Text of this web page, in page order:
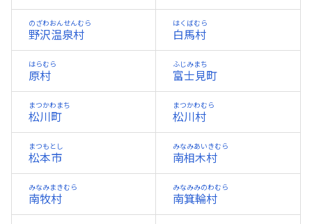
野沢温泉村
のざわおんせんむら
白馬村
はくばむら
原村
はらむら
富士見町
ふじみまち
松川町
まつかわまち
松川村
まつかわむら
松本市
まつもとし
南相木村
みなみあいきむら
南牧村
みなみまきむら
南箕輪村
みなみみのわむら